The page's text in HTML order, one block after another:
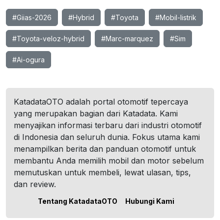
#Giias-2026 #Hybrid #Toyota #Mobil-listrik
#Toyota-veloz-hybrid #Marc-marquez #Sim
#Ai-ogura
KatadataOTO adalah portal otomotif tepercaya
yang merupakan bagian dari Katadata. Kami
menyajikan informasi terbaru dari industri otomotif
di Indonesia dan seluruh dunia. Fokus utama kami
menampilkan berita dan panduan otomotif untuk
membantu Anda memilih mobil dan motor sebelum
memutuskan untuk membeli, lewat ulasan, tips,
dan review.
Tentang KatadataOTO Hubungi Kami